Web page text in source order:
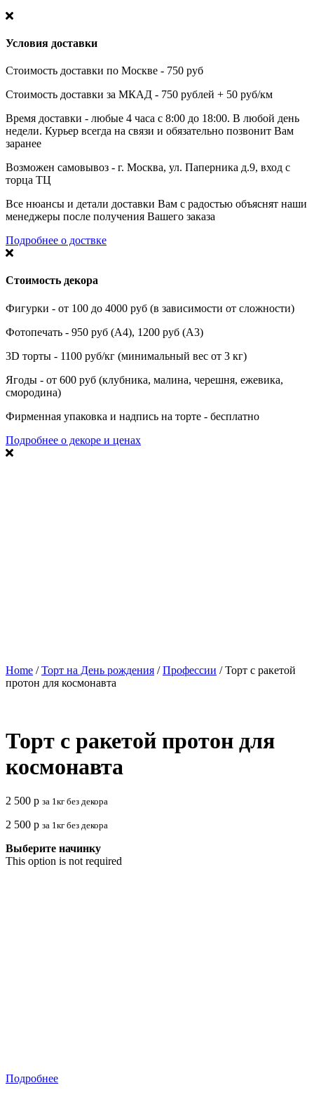
Условия доставки
Стоимость доставки по Москве - 750 руб
Стоимость доставки за МКАД - 750 рублей + 50 руб/км
Время доставки - любые 4 часа с 8:00 до 18:00. В любой день
недели. Курьер всегда на связи и обязательно позвонит Вам
заранее
Возможен самовывоз - г. Москва, ул. Паперника д.9, вход с
торца ТЦ
Все нюансы и детали доставки Вам с радостью объяснят наши
менеджеры после получения Вашего заказа
Подробнее о доствке
Стоимость декора
Фигурки - от 100 до 4000 руб (в зависимости от сложности)
Фотопечать - 950 руб (А4), 1200 руб (А3)
3D торты - 1100 руб/кг (минимальный вес от 3 кг)
Ягоды - от 600 руб (клубника, малина, черешня, ежевика,
смородина)
Фирменная упаковка и надпись на торте - бесплатно
Подробнее о декоре и ценах
Home /Торт на День рождения /Профессии / Торт с ракетой
протон для космонавта
Торт с ракетой протон для
космонавта
2 500 р за 1кг без декора
2 500 р за 1кг без декора
Выберите начинку
This option is not required
Подробнее